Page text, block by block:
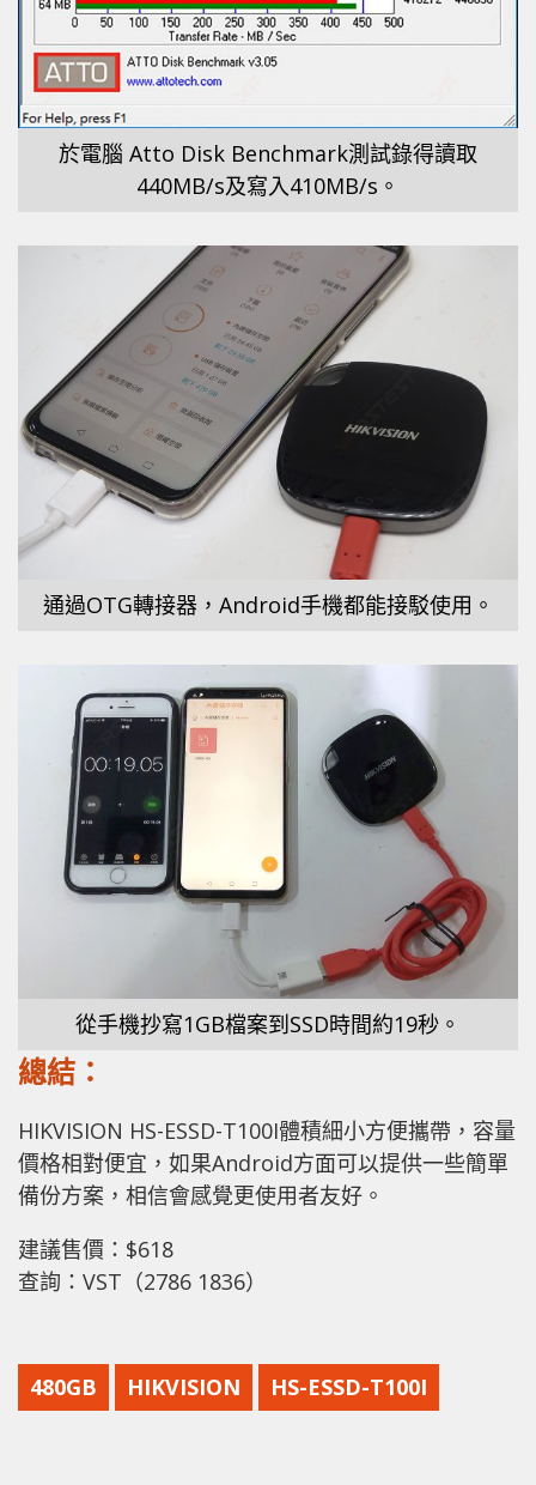
於電腦 Atto Disk Benchmark測試錄得讀取
440MB/s及寫入410MB/s。
通過OTG轉接器，Android手機都能接駁使用。
從手機抄寫1GB檔案到SSD時間約19秒。
總結：
HIKVISION HS-ESSD-T100I體積細小方便攜帶，容量
價格相對便宜，如果Android方面可以提供一些簡單
備份方案，相信會感覺更使用者友好。
建議售價：$618
查詢：VST（2786 1836）
480GB HIKVISION HS-ESSD-T100I